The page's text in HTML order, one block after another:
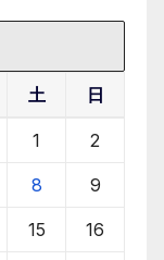
土 日
1 2
8 9
15 16